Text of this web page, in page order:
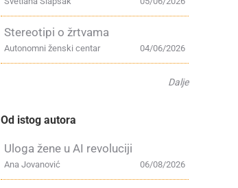
Stereotipi o žrtvama
04/06/2026
Autonomni ženski centar
Dalje
Od istog autora
Uloga žene u AI revoluciji
06/08/2026
Ana Jovanović